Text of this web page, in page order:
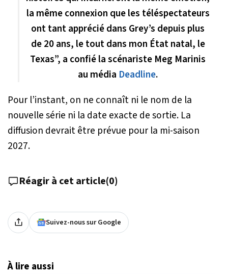
la même connexion que les téléspectateurs
ont tant apprécié dans Grey’s depuis plus
de 20 ans, le tout dans mon État natal, le
Texas”, a confié la scénariste Meg Marinis
au média Deadline.
Pour l’instant, on ne connaît ni le nom de la
nouvelle série ni la date exacte de sortie. La
diffusion devrait être prévue pour la mi-saison
2027.
Réagir à cet article(0)
Suivez-nous sur Google
À lire aussi